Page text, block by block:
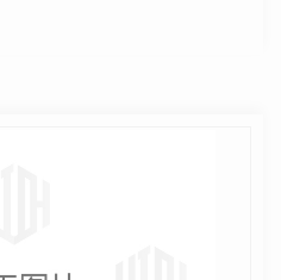
但是，现在消费者更加地…